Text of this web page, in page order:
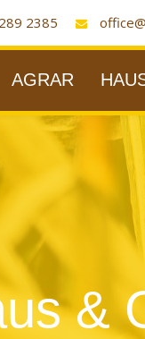
2385
AGRAR
&